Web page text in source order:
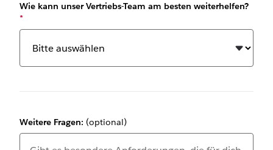
Wie kann unser Vertriebs-Team am besten weiterhelfen?
*
Weitere Fragen: (optional)